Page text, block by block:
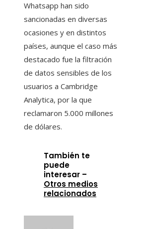
Whatsapp han sido
sancionadas en diversas
ocasiones y en distintos
países, aunque el caso más
destacado fue la filtración
de datos sensibles de los
usuarios a Cambridge
Analytica, por la que
reclamaron 5.000 millones
de dólares.
También te
puede
interesar –
Otros medios
relacionados